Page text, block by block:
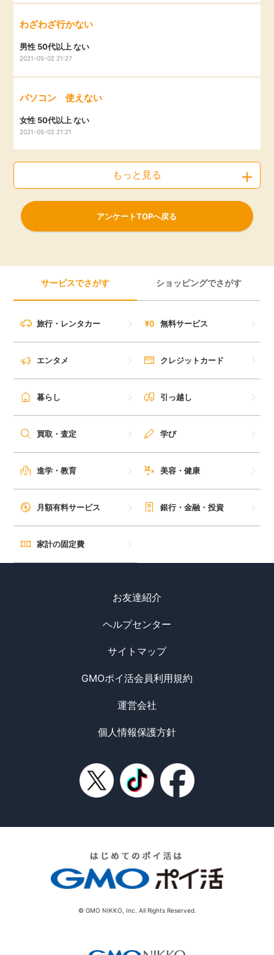
わざわざ行かない
男性 50代以上 ない
2021-05-02 21:27
パソコン 使えない
女性 50代以上 ない
2021-05-02 21:21
もっと見る
アンケートTOPへ戻る
サービスでさがす ショッピングでさがす
旅行・レンタカー 無料サービス
エンタメ クレジットカード
暮らし 引っ越し
買取・査定 学び
進学・教育 美容・健康
月額有料サービス 銀行・金融・投資
家計の固定費
お友達紹介
ヘルプセンター
サイトマップ
GMOポイ活会員利用規約
運営会社
個人情報保護方針
© GMO NIKKO, Inc. All Rights Reserved.